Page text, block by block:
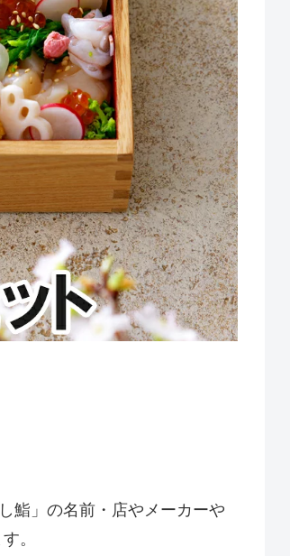
鮨」の名前・店やメーカーや
。